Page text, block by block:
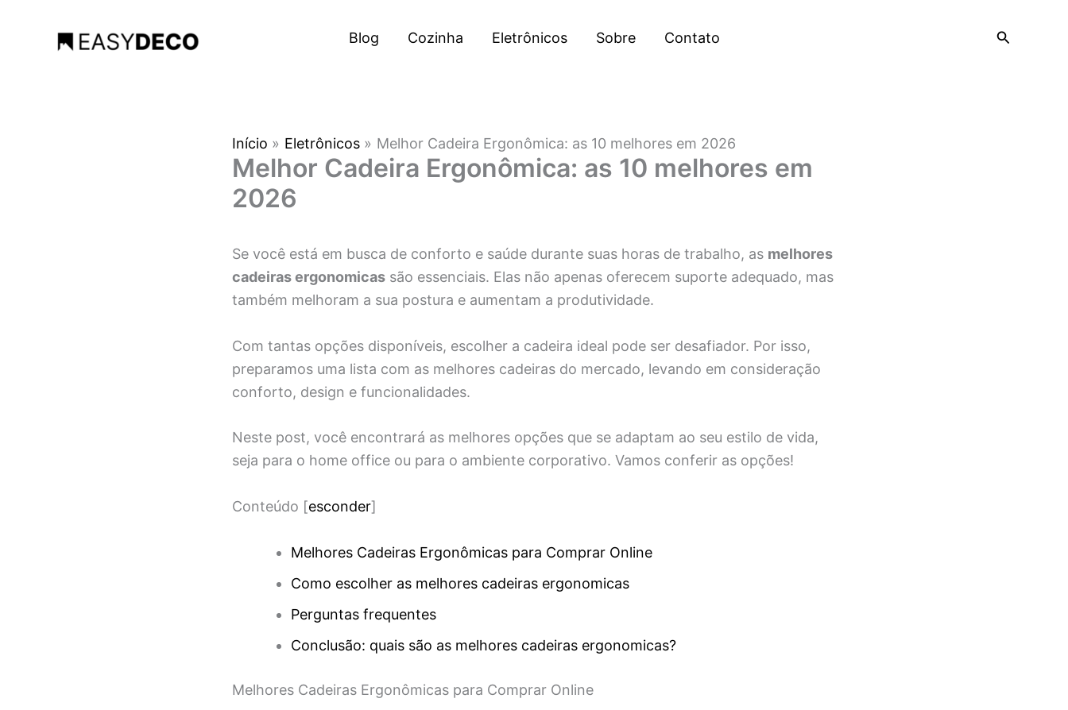
Blog Cozinha Eletrônicos Sobre Contato Pesquisar
Início Eletrônicos Melhor Cadeira Ergonômica: as 10 melhores em 2026
Melhor Cadeira Ergonômica: as 10 melhores em
2026
Se você está em busca de conforto e saúde durante suas horas de trabalho, as melhores
cadeiras ergonomicas são essenciais. Elas não apenas oferecem suporte adequado, mas
também melhoram a sua postura e aumentam a produtividade.
Com tantas opções disponíveis, escolher a cadeira ideal pode ser desafiador. Por isso,
preparamos uma lista com as melhores cadeiras do mercado, levando em consideração
conforto, design e funcionalidades.
Neste post, você encontrará as melhores opções que se adaptam ao seu estilo de vida,
seja para o home office ou para o ambiente corporativo. Vamos conferir as opções!
Conteúdo [esconder]
Melhores Cadeiras Ergonômicas para Comprar Online
Como escolher as melhores cadeiras ergonomicas
Perguntas frequentes
Conclusão: quais são as melhores cadeiras ergonomicas?
Melhores Cadeiras Ergonômicas para Comprar Online